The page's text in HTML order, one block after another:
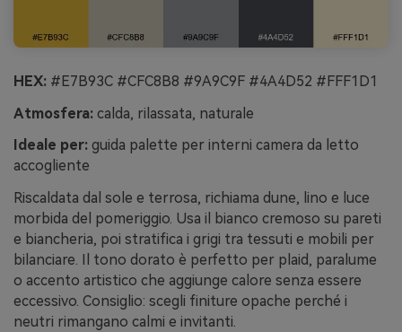
HEX: #E7B93C #CFC8B8 #9A9C9F #4A4D52 #FFF1D1
Atmosfera: calda, rilassata, naturale
Ideale per: guida palette per interni camera da letto
accogliente
Riscaldata dal sole e terrosa, richiama dune, lino e luce
morbida del pomeriggio. Usa il bianco cremoso su pareti
e biancheria, poi stratifica i grigi tra tessuti e mobili per
bilanciare. Il tono dorato è perfetto per plaid, paralume
o accento artistico che aggiunge calore senza essere
eccessivo. Consiglio: scegli finiture opache perché i
neutri rimangano calmi e invitanti.